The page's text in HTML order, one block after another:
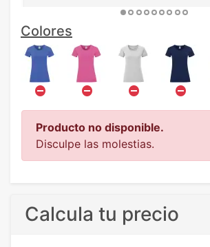
Colores
Producto no disponible.
Disculpe las molestias.
Calcula tu precio